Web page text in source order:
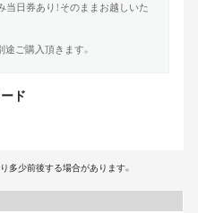
日券あり！そのままお越しいた
ご購入頂きます。
ド
多少前後する場合があります。